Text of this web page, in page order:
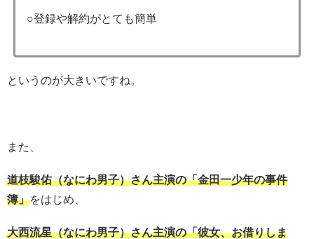
○登録や解約がとても簡単
というのが大きいですね。
また、
道枝駿佑（なにわ男子）さん主演の「金田一少年の事件
簿」をはじめ、
大西流星（なにわ男子）さん主演の「彼女、お借りしま